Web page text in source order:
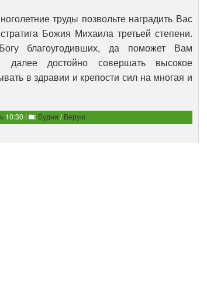
труды позвольте наградить Вас
Божия Михаила третьей степени.
благоугодивших, да поможет Вам
далее достойно совершать высокое
в здравии и крепости сил на многая и
10:30 | : Будни /Верую